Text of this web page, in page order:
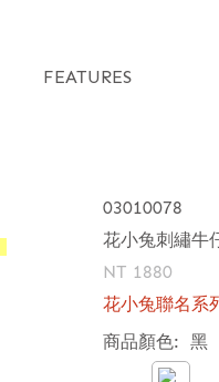
FEATURES
03010078
花小兔刺繡牛
NT 1880
花小兔聯名系
商品顏色: 黑